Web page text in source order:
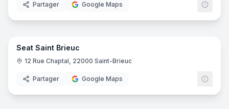
Partager Google Maps
7
Seat Saint Brieuc
12 Rue Chaptal, 22000 Saint-Brieuc
Partager Google Maps